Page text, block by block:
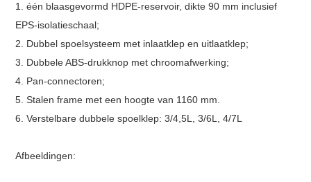
1. één blaasgevormd HDPE-reservoir, dikte 90 mm inclusief
EPS-isolatieschaal;
2. Dubbel spoelsysteem met inlaatklep en uitlaatklep;
3. Dubbele ABS-drukknop met chroomafwerking;
4. Pan-connectoren;
5. Stalen frame met een hoogte van 1160 mm.
6. Verstelbare dubbele spoelklep: 3/4,5L, 3/6L, 4/7L
Afbeeldingen: